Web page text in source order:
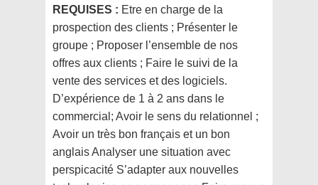
REQUISES : Etre en charge de la
prospection des clients ; Présenter le
groupe ; Proposer l’ensemble de nos
offres aux clients ; Faire le suivi de la
vente des services et des logiciels.
D’expérience de 1 à 2 ans dans le
commercial; Avoir le sens du relationnel ;
Avoir un très bon français et un bon
anglais Analyser une situation avec
perspicacité S’adapter aux nouvelles